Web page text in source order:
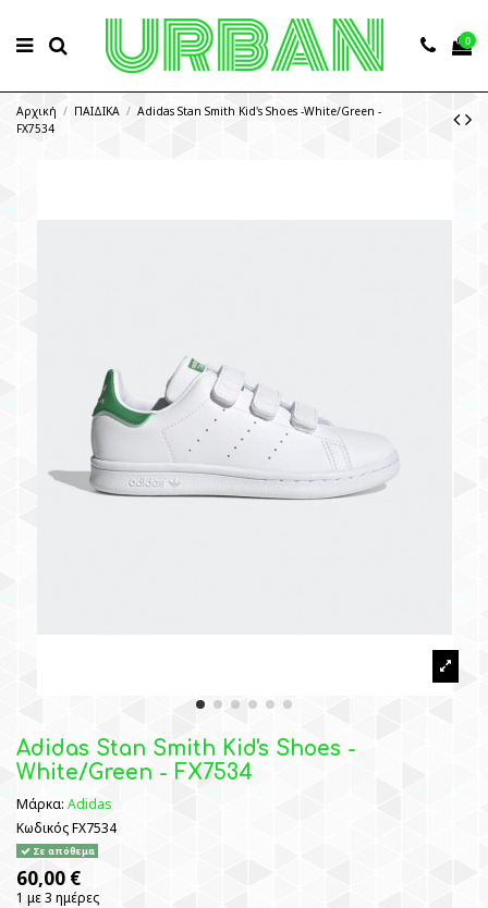
0
Αρχική ΠΑΙΔΙΚΑ
Adidas Stan Smith Kid's Shoes -White/Green -
FX7534
Adidas Stan Smith Kid's Shoes -
White/Green - FX7534
Μάρκα: Adidas
ΚωδικόςFX7534
Σε απόθεμα
60,00 €
1 με 3 ημέρες